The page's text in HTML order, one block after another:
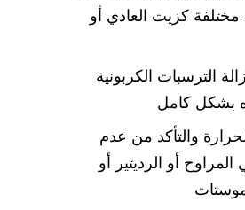
مختلفة كزيت العادي أو
الترسبات الكربونية
بشكل كامل
والتأكد من عدم
أو الرديتير أو